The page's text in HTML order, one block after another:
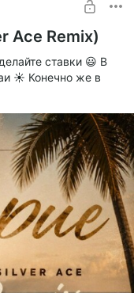
GAYAZOV$ BROTHER$ - Санта Лючия (SLIM Remix).mp3
Ace Remix)
ставки 😃 В
☀️ Конечно же в